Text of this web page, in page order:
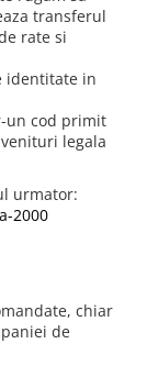
transferul
rate si
identitate in
un cod primit
legala
urmator:
2000
chiar
de